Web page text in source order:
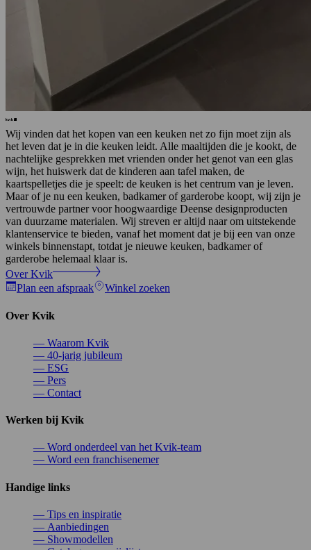
Wij vinden dat het kopen van een keuken net zo fijn moet zijn als
het leven dat je in die keuken leidt. Alle maaltijden die je kookt, de
nachtelijke gesprekken met vrienden onder het genot van een glas
wijn, het huiswerk dat de kinderen aan tafel maken, de
kaartspelletjes die je speelt: de keuken is het centrum van je leven.
Maar of je nu een keuken, badkamer of garderobe koopt, wij zijn je
vertrouwde partner voor hoogwaardige Deense designproducten
van duurzame materialen. Wij streven er altijd naar om uitstekende
klantenservice te bieden, vanaf het moment dat je bij een van onze
winkels binnenstapt, totdat je nieuwe keuken, badkamer of
garderobe helemaal klaar is.
Over Kvik
Plan een afspraak
Winkel zoeken
Over Kvik
— Waarom Kvik
— 40-jarig jubileum
— ESG
— Pers
— Contact
Werken bij Kvik
— Word onderdeel van het Kvik-team
— Word een franchisenemer
Handige links
— Tips en inspiratie
— Aanbiedingen
— Showmodellen